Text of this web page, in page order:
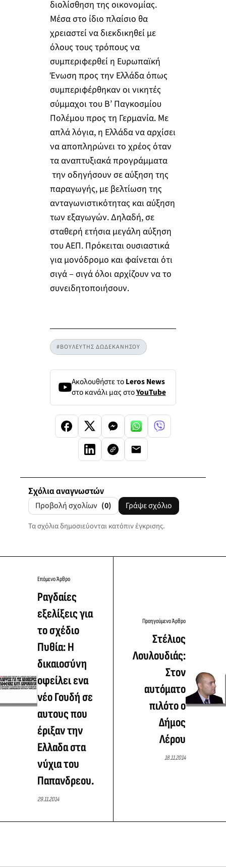
διολίσθηση της οικονομίας.
Μέσα στο ίδιο πλαίσιο θα
χρειαστεί να διεκδικηθεί με
όλους τους τρόπους να
συμπεριφερθεί η Ευρωπαϊκή
Ένωση προς την Ελλάδα όπως
συμπεριφέρθηκαν οι νικητές
σύμμαχοι του Β’ Παγκοσμίου
Πολέμου προς τη Γερμανία. Με
απλά λόγια, η Ελλάδα να αρχίσει
να αποπληρώνει το χρέος όταν
τα αναπτυξιακά προγράμματα
την οδηγήσουν σε αύξηση της
παραγωγής, με βελτίωση της
ανταγωνιστικότητας και αύξηση
των εξαγωγών. Δηλαδή, σε
σταθερή ετήσια μεγάλη αύξηση
του ΑΕΠ. Πρόκειται ουσιαστικά
για μονόδρομο και φαίνεται ότι
σιγά – σιγά όλοι αρχίζουν να το
συνειδητοποιήσουν.
#ΒΟΥΛΕΥΤΗΣ ΔΩΔΕΚΑΝΗΣΟΥ
Ακολουθήστε τοLeros News
στο κανάλι μας στοYouTube
Σχόλια αναγνωστών
Προβολή σχολίων (0) Γράψε σχόλιο
Τα σχόλια δημοσιεύονται κατόπιν έγκρισης.
Επόμενο Άρθρο
Ραγδαίες
εξελίξεις για
το σχέδιο
Πυθία: Η
δικαιοσύνη
οφείλει ενα
νέο Γουδή σε
αυτους που
έριξαν την
Ελλαδα στα
νύχια του
Παπανδρεου.
29.11.2014
Προηγούμενο Άρθρο
Στέλιος
Λουλουδιάς:
Στον
αυτόματο
πιλότο ο
Δήμος
Λέρου
18.11.2014